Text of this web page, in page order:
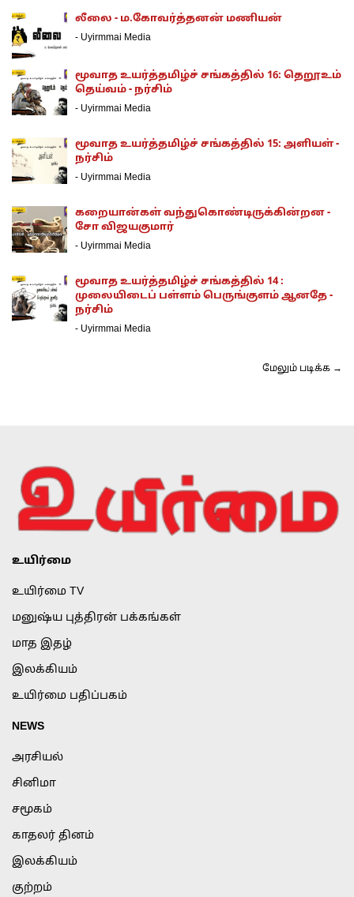
லீலை - ம.கோவர்த்தனன் மணியன்
- Uyirmmai Media
மூவாத உயர்த்தமிழ்ச் சங்கத்தில் 16: தெறூஉம்
தெய்வம் - நர்சிம்
- Uyirmmai Media
மூவாத உயர்த்தமிழ்ச் சங்கத்தில் 15: அளியள் -
நர்சிம்
- Uyirmmai Media
கறையான்கள் வந்துகொண்டிருக்கின்றன -
சோ விஜயகுமார்
- Uyirmmai Media
மூவாத உயர்த்தமிழ்ச் சங்கத்தில் 14 :
முலையிடைப் பள்ளம் பெருங்குளம் ஆனதே -
நர்சிம்
- Uyirmmai Media
மேலும் படிக்க →
உயிர்மை
உயிர்மை TV
மனுஷ்ய புத்திரன் பக்கங்கள்
மாத இதழ்
இலக்கியம்
உயிர்மை பதிப்பகம்
NEWS
அரசியல்
சினிமா
சமூகம்
காதலர் தினம்
இலக்கியம்
குற்றம்